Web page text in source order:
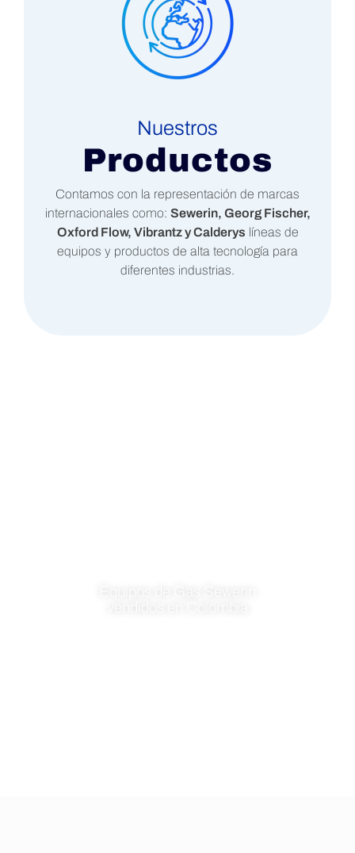
Nuestros
Productos
Contamos con la representación de marcas
internacionales como: Sewerin, Georg Fischer,
Oxford Flow, Vibrantz y Calderys líneas de
equipos y productos de alta tecnología para
diferentes industrias.